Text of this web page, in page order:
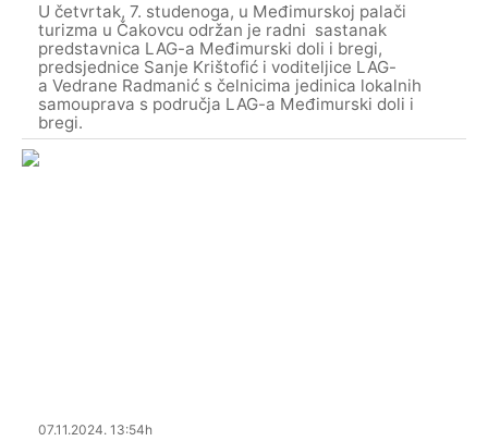
U četvrtak, 7. studenoga, u Međimurskoj palači
turizma u Čakovcu održan je radni sastanak
predstavnica LAG-a Međimurski doli i bregi,
predsjednice Sanje Krištofić i voditeljice LAG-
a Vedrane Radmanić s čelnicima jedinica lokalnih
samouprava s područja LAG-a Međimurski doli i
bregi.
07.11.2024. 13:54h